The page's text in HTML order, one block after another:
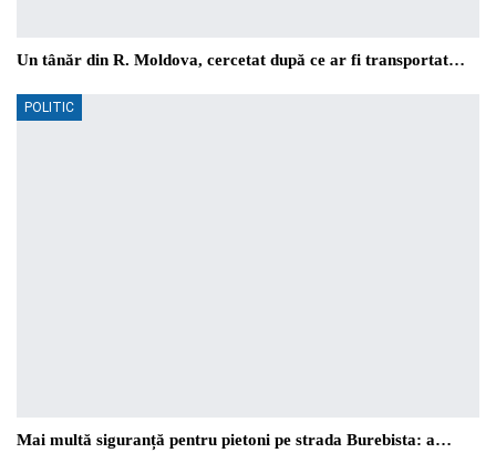
Un tânăr din R. Moldova, cercetat după ce ar fi transportat…
POLITIC
Mai multă siguranță pentru pietoni pe strada Burebista: a…